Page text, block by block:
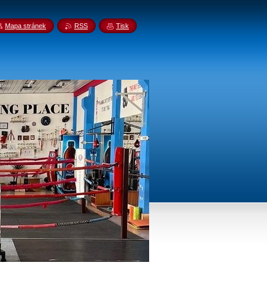
Mapa stránek RSS Tisk